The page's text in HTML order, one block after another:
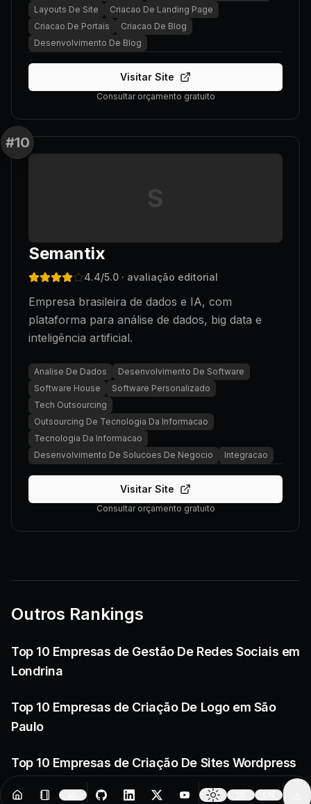
Layouts De Site
Criacao De Landing Page
Criacao De Portais
Criacao De Blog
Desenvolvimento De Blog
Visitar Site
Consultar orçamento gratuito
#10
S
Semantix
4.4/5.0 · avaliação editorial
Empresa brasileira de dados e IA, com
plataforma para análise de dados, big data e
inteligência artificial.
Analise De Dados
Desenvolvimento De Software
Software House
Software Personalizado
Tech Outsourcing
Outsourcing De Tecnologia Da Informacao
Tecnologia Da Informacao
Desenvolvimento De Solucoes De Negocio
Integracao
Visitar Site
Consultar orçamento gratuito
Outros Rankings
Top 10 Empresas de Gestão De Redes Sociais em
Londrina
Top 10 Empresas de Criação De Logo em São
Paulo
Top 10 Empresas de Criação De Sites Wordpress
em Caxias do Sul
Resources Creator Tools
Change